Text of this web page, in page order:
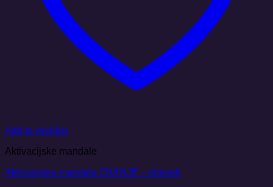
Add to wishlist
Aktivacijske mandale
Aktivacijska mandala ZNANJE – obesek